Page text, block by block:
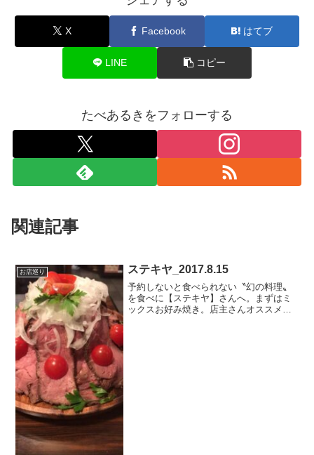
X Facebook はてブ
LINE コピー
たべあるきをフォローする
関連記事
お店巡り ステキヤ_2017.8.15
予約しないと食べられない〝幻の料理〟
を食べに【ステキヤ】さんへ。まずはミ
ックスお好み焼き。店主さんオススメの